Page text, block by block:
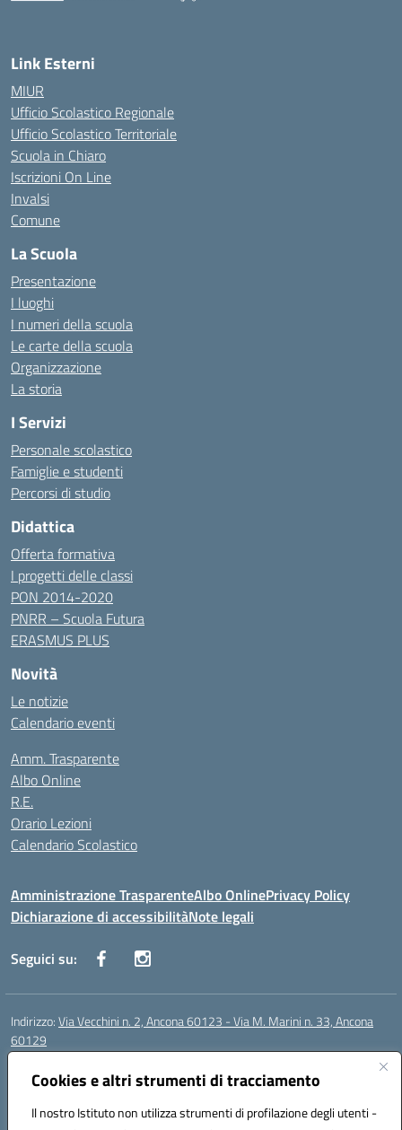
Cookies e altri strumenti di tracciamento
Il nostro Istituto non utilizza strumenti di profilazione degli utenti -
Link Esterni
MIUR
Ufficio Scolastico Regionale
Ufficio Scolastico Territoriale
Scuola in Chiaro
Iscrizioni On Line
Invalsi
Comune
La Scuola
Presentazione
I luoghi
I numeri della scuola
Le carte della scuola
Organizzazione
La storia
I Servizi
Personale scolastico
Famiglie e studenti
Percorsi di studio
Didattica
Offerta formativa
I progetti delle classi
PON 2014-2020
PNRR – Scuola Futura
ERASMUS PLUS
Novità
Le notizie
Calendario eventi
Amm. Trasparente
Albo Online
R.E.
Orario Lezioni
Calendario Scolastico
Amministrazione TrasparenteAlbo OnlinePrivacy Policy
Dichiarazione di accessibilitàNote legali
Seguici su:
Indirizzo:Via Vecchini n. 2, Ancona 60123 - Via M. Marini n. 33, Ancona
60129
Centralino:
Posta elettronica certificata (PEC):anis01200g@pec.istruzione.it
Codice fiscale: 93122280428